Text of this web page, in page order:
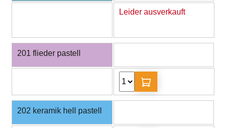
Leider ausverkauft
201 flieder pastell
202 keramik hell pastell